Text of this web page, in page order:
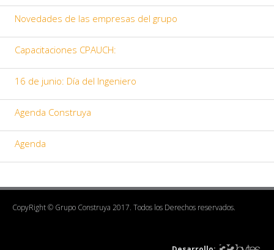
Novedades de las empresas del grupo
Capacitaciones CPAUCH:
16 de junio: Día del Ingeniero
Agenda Construya
Agenda
CopyRight © Grupo Construya 2017. Todos los Derechos reservados.